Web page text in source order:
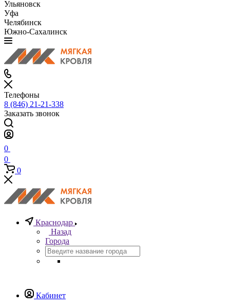
Ульяновск
Уфа
Челябинск
Южно-Сахалинск
Телефоны
8 (846) 21-21-338
Заказать звонок
0
0
0
Краснодар
Назад
Города
Кабинет